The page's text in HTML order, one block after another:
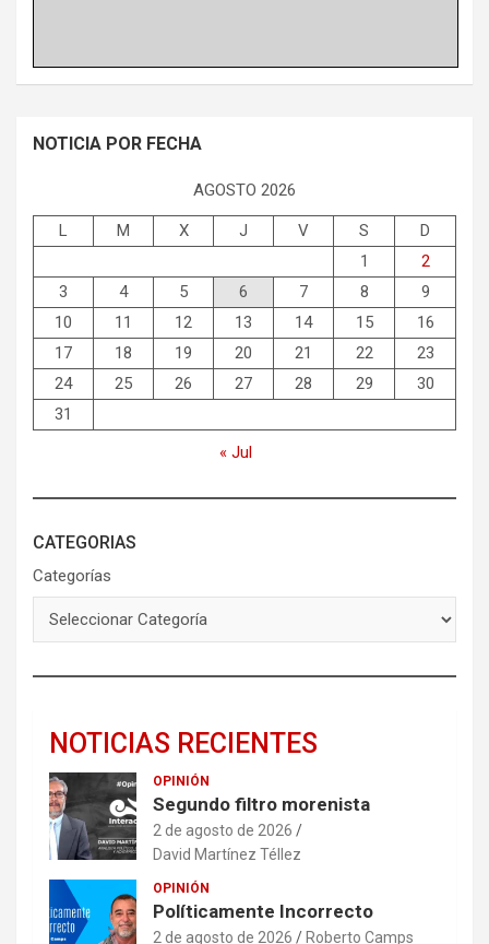
NOTICIA POR FECHA
AGOSTO 2026
L M X J V S
D
1
2
3
4 5 6 7 8
9
10
11 12 13 14 15
16
17
18 19 20 21 22
23
24
25 26 27 28 29
30
31
« Jul
CATEGORIAS
Categorías
NOTICIAS RECIENTES
OPINIÓN
Segundo filtro morenista
2 de agosto de 2026
David Martínez Téllez
OPINIÓN
Políticamente Incorrecto
2 de agosto de 2026 Roberto Camps